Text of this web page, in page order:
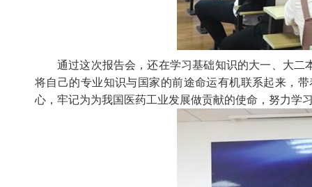
通过这次报告会，还在学习基础知识的大一、大
将自己的专业知识与国家的前途命运有机联系起来，
心，牢记为为我国医药工业发展做贡献的使命，努力学